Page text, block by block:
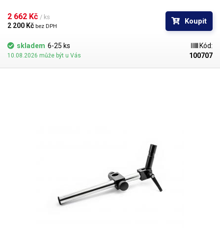
2 662 Kč / ks
2 200 Kč bez DPH
Koupit
skladem 6-25 ks
10.08.2026 může být u Vás
Kód:
100707